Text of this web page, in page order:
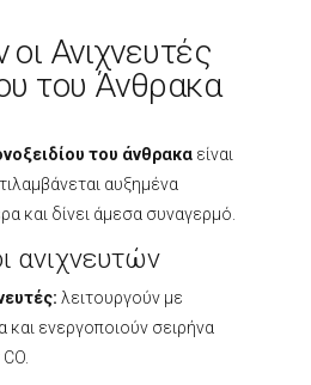
Ανιχνευτές
του Άνθρακα
του άνθρακα είναι
αυξημένα
και δίνει άμεσα συναγερμό.
ανιχνευτών
λειτουργούν με
και ενεργοποιούν σειρήνα